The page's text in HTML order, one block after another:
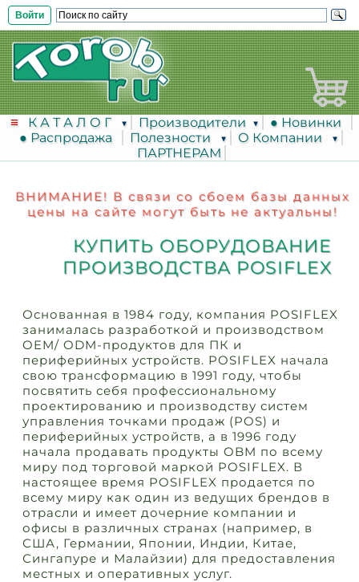
Войти
К А Т А Л О Г Производители
● Новинки
● Распродажа
Полезности
О Компании
ПАРТНЕРАМ
ВНИМАНИЕ! В связи со сбоем базы данных
цены на сайте могут быть не актуальны!
КУПИТЬ ОБОРУДОВАНИЕ
ПРОИЗВОДСТВА POSIFLEX
Основанная в 1984 году, компания POSIFLEX
занималась разработкой и производством
OEM/ ODM-продуктов для ПК и
периферийных устройств. POSIFLEX начала
свою трансформацию в 1991 году, чтобы
посвятить себя профессиональному
проектированию и производству систем
управления точками продаж (POS) и
периферийных устройств, а в 1996 году
начала продавать продукты OBM по всему
миру под торговой маркой POSIFLEX. В
настоящее время POSIFLEX продается по
всему миру как один из ведущих брендов в
отрасли и имеет дочерние компании и
офисы в различных странах (например, в
США, Германии, Японии, Индии, Китае,
Сингапуре и Малайзии) для предоставления
местных и оперативных услуг.